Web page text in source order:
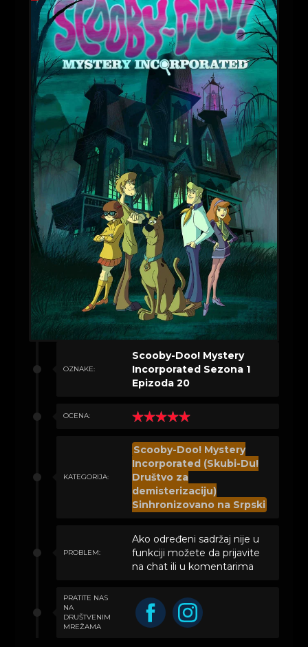
OZNAKE:
Scooby-Doo! Mystery
Incorporated Sezona 1
Epizoda 20
OCENA:
KATEGORIJA:
Scooby-Doo! Mystery
Incorporated (Skubi-Du!
Društvo za
demisterizaciju)
Sinhronizovano na Srpski
PROBLEM:
Ako određeni sadržaj nije u
funkciji možete da prijavite
na chat ili u komentarima
PRATITE NAS
NA
DRUŠTVENIM
MREŽAMA